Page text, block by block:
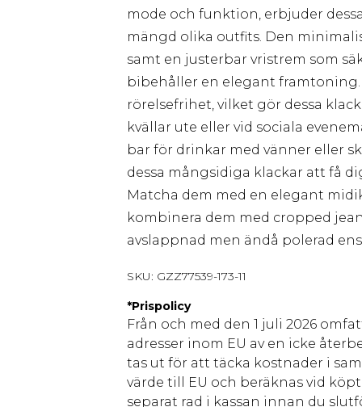
mode och funktion, erbjuder
mängd olika outfits. Den
samt en justerbar vristrem som
bibehåller en elegant
rörelsefrihet, vilket gör dessa
kvällar ute eller vid sociala
bar för drinkar med vänner eller
dessa mångsidiga klackar att få
Matcha dem med en elegant
kombinera dem med cropped
avslappnad men ändå polerad
SKU: GZZ77539-173-11
*Prispolicy
Från och med den 1 juli 2026
adresser inom EU av en icke
tas ut för att täcka kostnader i
värde till EU och beräknas vid
separat rad i kassan innan du